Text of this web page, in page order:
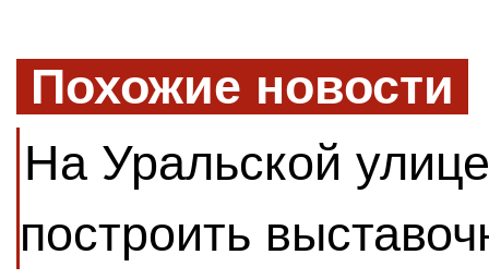
Похожие новости
На Уральской
построить